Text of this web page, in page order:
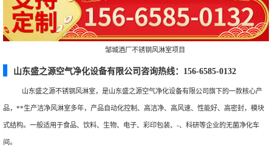
邹城酒厂不锈钢风淋室项目
山东盛之源空气净化设备有限公司咨询热线：156-6585-0132
山东盛之源不锈钢风淋室，是山东盛之源空气净化设备有限公司旗下的一款核心产
品，**生产洁净风淋室多年，产品自动化控制、高洁净、高风速、性能好、高密封，模块
式结构。一般适用于食品、饮料、生物、电子、彩印包装、-、科研等企业的无菌净化车
间。